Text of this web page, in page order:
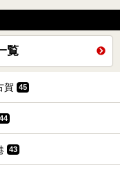
覧
賀 45
44
43